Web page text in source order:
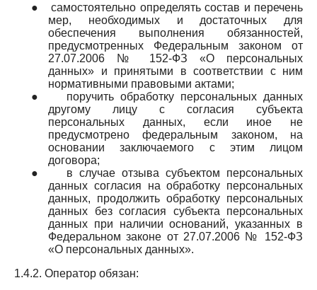
●
самостоятельно определять состав и перечень
мер, необходимых и достаточных для
обеспечения выполнения обязанностей,
предусмотренных Федеральным законом от
27.07.2006 № 152-ФЗ «О персональных
данных» и принятыми в соответствии с ним
нормативными правовыми актами;
●
поручить обработку персональных данных
другому лицу с согласия субъекта
персональных данных, если иное не
предусмотрено федеральным законом, на
основании заключаемого с этим лицом
договора;
●
в случае отзыва субъектом персональных
данных согласия на обработку персональных
данных, продолжить обработку персональных
данных без согласия субъекта персональных
данных при наличии оснований, указанных в
Федеральном законе от 27.07.2006 № 152-ФЗ
«О персональных данных».
1.4.2. Оператор обязан: